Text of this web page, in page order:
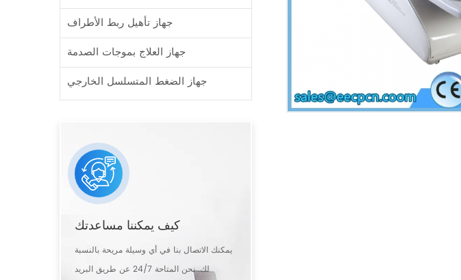
جهاز تأهيل ربط الأطراف
جهاز العلاج بموجات الصدمة
جهاز الضغط المتسلسل الخارجي
كيف يمكننا مساعدتك
يمكنك الاتصال بنا في أي وسيلة مريحة بالنسبة
لك. نحن المتاحة 24/7 عن طريق البريد